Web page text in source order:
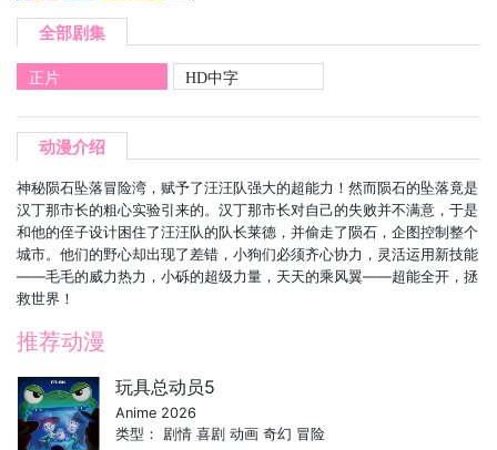
全部剧集
正片 HD中字
动漫介绍
神秘陨石坠落冒险湾，赋予了汪汪队强大的超能力！然而陨石的坠落竟是
汉丁那市长的粗心实验引来的。汉丁那市长对自己的失败并不满意，于是
和他的侄子设计困住了汪汪队的队长莱德，并偷走了陨石，企图控制整个
城市。他们的野心却出现了差错，小狗们必须齐心协力，灵活运用新技能
——毛毛的威力热力，小砾的超级力量，天天的乘风翼——超能全开，拯
救世界！
推荐动漫
玩具总动员5
Anime 2026
类型： 剧情 喜剧 动画 奇幻 冒险